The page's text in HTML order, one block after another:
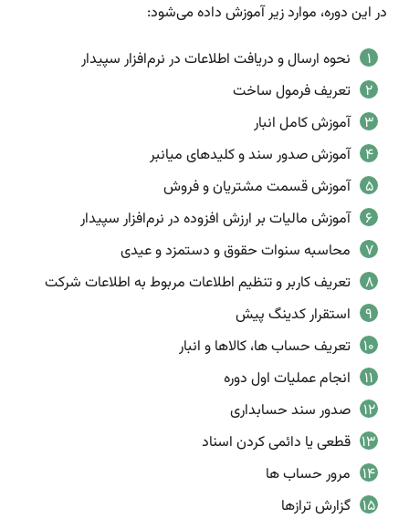
در این دوره، موارد زیر آموزش داده می‌شود:
نحوه ارسال و دریافت اطلاعات در نرم‌افزار سپیدار
تعریف فرمول ساخت
آموزش کامل انبار
آموزش صدور سند و کلیدهای میانبر
آموزش قسمت مشتریان و فروش
آموزش مالیات بر ارزش افزوده در نرم‌افزار سپیدار
محاسبه سنوات حقوق و دستمزد و عیدی
تعریف کاربر و تنظیم اطلاعات مربوط به اطلاعات شرکت
استقرار کدینگ پیش
تعریف حساب ها، کالاها و انبار
انجام عملیات اول دوره
صدور سند حسابداری
قطعی یا دائمی کردن اسناد
مرور حساب ها
گزارش ترازها